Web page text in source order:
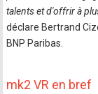
talents et d'offrir à
déclare Bertrand
BNP Paribas.
mk2 VR en bref